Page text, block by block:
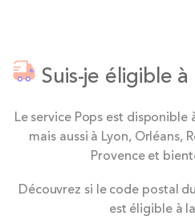
Suis-je éligible à
Le service Pops est disponible
mais aussi à Lyon, Orléans,
Provence et
Découvrez si le code postal
est éligible à